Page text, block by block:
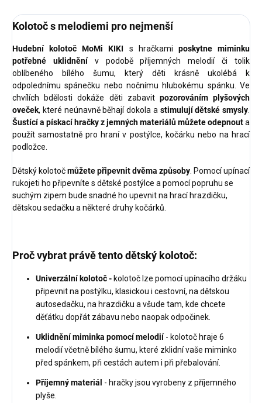
Kolotoč s melodiemi pro nejmenší
Hudební kolotoč MoMi KIKI s hračkami poskytne miminku
potřebné uklidněnív podobě příjemných melodií či tolik
oblíbeného bílého šumu, který děti krásně ukolébá k
odpolednímu spánečku nebo nočnímu hlubokému spánku. Ve
chvílích bdělosti dokáže děti zabavit pozorováním plyšových
oveček, které neúnavně běhají dokola a stimulují dětské smysly.
Šustící a pískací hračky z jemných materiálů můžete odepnouta
použít samostatně pro hraní v postýlce, kočárku nebo na hrací
podložce.
Dětský kolotočmůžete připevnit dvěma způsoby. Pomocí upínací
rukojeti ho připevníte s dětské postýlce a pomocí popruhu se
suchým zipem bude snadné ho upevnit na hrací hrazdičku,
dětskou sedačku a některé druhy kočárků.
Proč vybrat právě tento dětský kolotoč:
Univerzální kolotoč - kolotoč lze pomocí upínacího držáku
připevnit na postýlku, klasickou i cestovní, na dětskou
autosedačku, na hrazdičku a všude tam, kde chcete
děťátku dopřát zábavu nebo naopak odpočinek.
Uklidnění miminka pomocí melodií- kolotoč hraje 6
melodií včetně bílého šumu, které zklidní vaše miminko
před spánkem, při cestách autem i při přebalování.
Příjemný materiál - hračky jsou vyrobeny z příjemného
plyše.